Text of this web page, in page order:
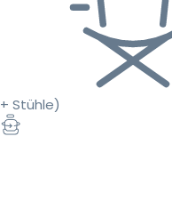
+ Stühle)